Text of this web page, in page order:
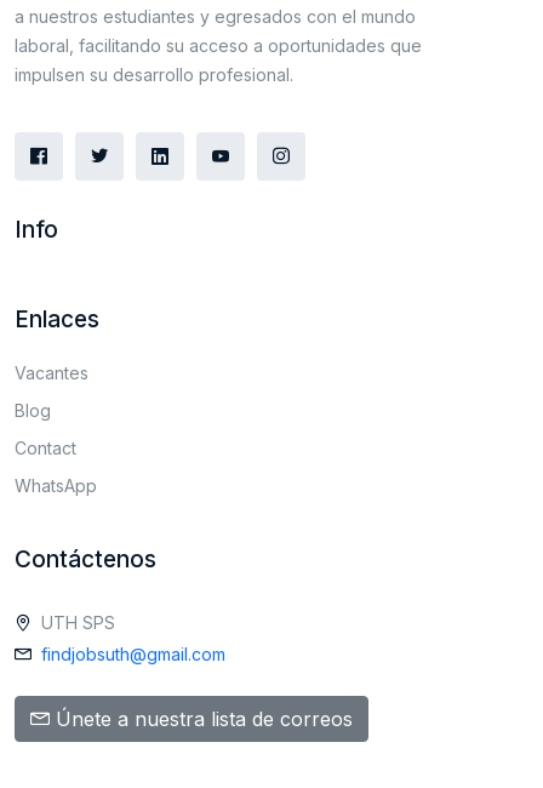
a nuestros estudiantes y egresados con el mundo
laboral, facilitando su acceso a oportunidades que
impulsen su desarrollo profesional.
Info
Enlaces
Vacantes
Blog
Contact
WhatsApp
Contáctenos
UTH SPS
findjobsuth@gmail.com
Únete a nuestra lista de correos